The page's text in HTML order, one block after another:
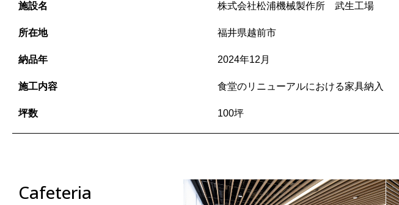
施設名 株式会社松浦機械製作所 武生工場
所在地 福井県越前市
納品年 2024年12月
施工内容 食堂のリニューアルにおける家具納入
坪数 100坪
Cafeteria